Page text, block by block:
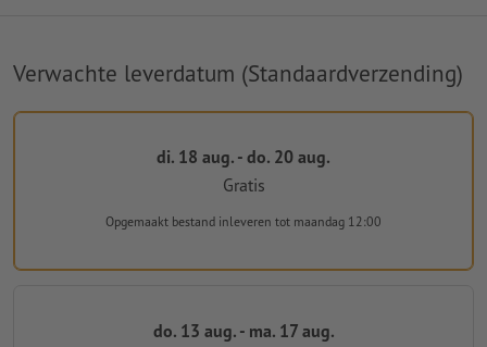
Verwachte leverdatum (Standaardverzending)
di. 18 aug. - do. 20 aug.
Gratis
Opgemaakt bestand inleveren tot maandag 12:00
do. 13 aug. - ma. 17 aug.